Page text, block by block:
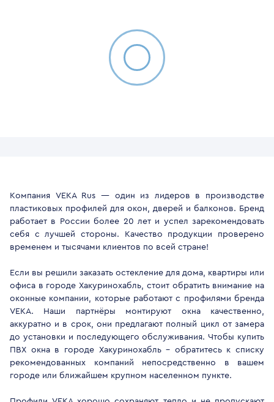
Компания VEKA Rus — один из лидеров в производстве
пластиковых профилей для окон, дверей и балконов. Бренд
работает в России более 20 лет и успел зарекомендовать
себя с лучшей стороны. Качество продукции проверено
временем и тысячами клиентов по всей стране!
Если вы решили заказать остекление для дома, квартиры или
офиса в городе Хакуринохабль, стоит обратить внимание на
оконные компании, которые работают с профилями бренда
VEKA. Наши партнёры монтируют окна качественно,
аккуратно и в срок, они предлагают полный цикл от замера
до установки и последующего обслуживания. Чтобы купить
ПВХ окна в городе Хакуринохабль - обратитесь к списку
рекомендованных компаний непосредственно в вашем
городе или ближайшем крупном населенном пункте.